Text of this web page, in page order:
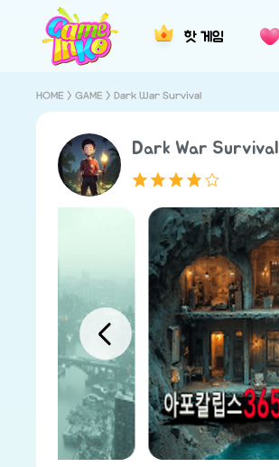
핫 게임
HOME > GAME > Dark War Survival
Dark War Survival